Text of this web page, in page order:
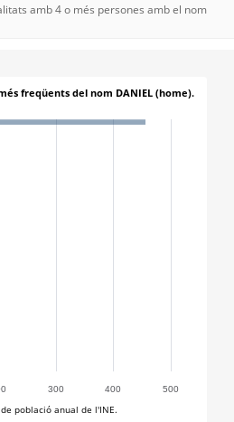
amb 4 o més persones amb el nom